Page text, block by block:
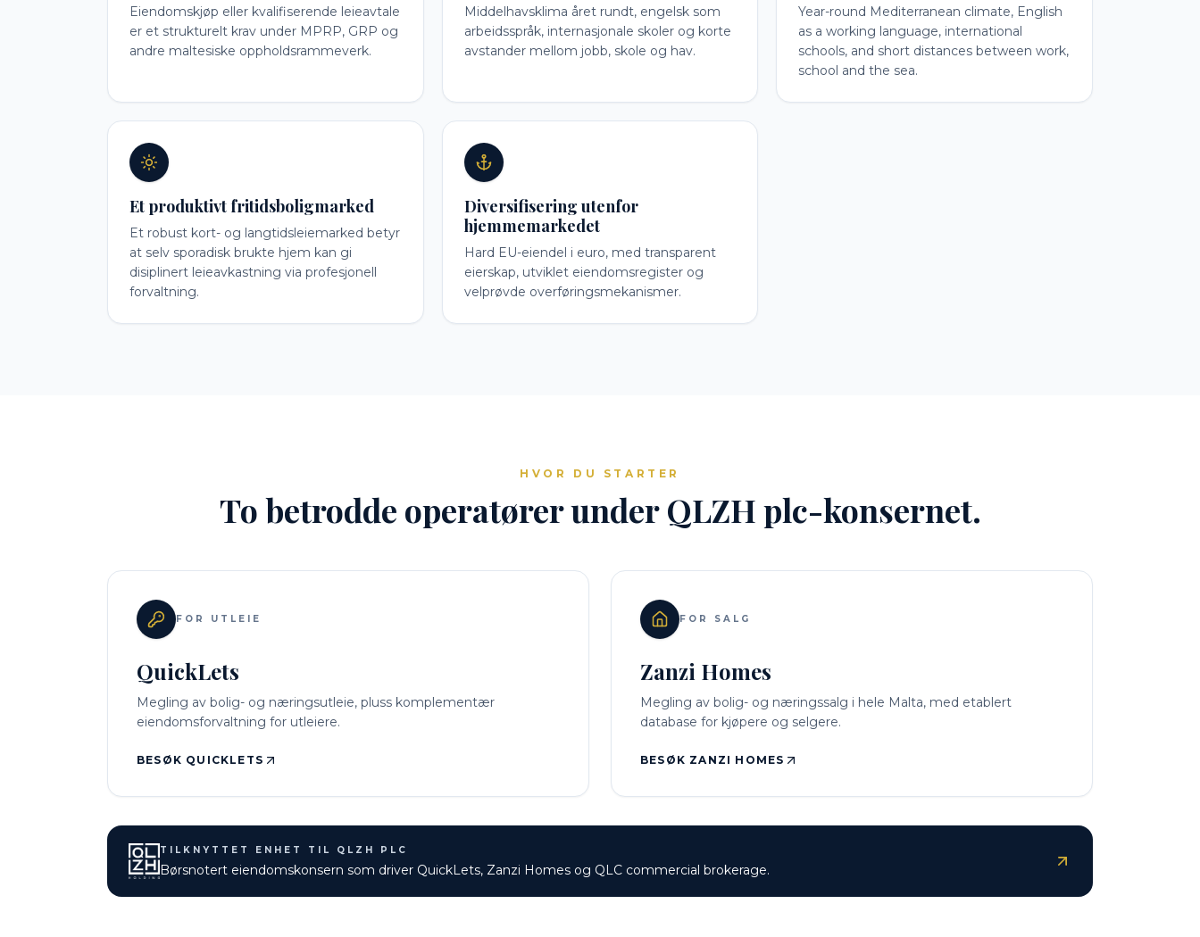
Eiendomskjøp eller kvalifiserende leieavtale
er et strukturelt krav under MPRP, GRP og
andre maltesiske oppholdsrammeverk.
Middelhavsklima året rundt, engelsk som
arbeidsspråk, internasjonale skoler og korte
avstander mellom jobb, skole og hav.
Year-round Mediterranean climate, English
as a working language, international
schools, and short distances between work,
school and the sea.
Et produktivt fritidsboligmarked
Et robust kort- og langtidsleiemarked betyr
at selv sporadisk brukte hjem kan gi
disiplinert leieavkastning via profesjonell
forvaltning.
Diversifisering utenfor
hjemmemarkedet
Hard EU-eiendel i euro, med transparent
eierskap, utviklet eiendomsregister og
velprøvde overføringsmekanismer.
HVOR DU STARTER
To betrodde operatører under QLZH plc-konsernet.
FOR UTLEIE
QuickLets
Megling av bolig- og næringsutleie, pluss komplementær
eiendomsforvaltning for utleiere.
BESØK QUICKLETS
FOR SALG
Zanzi Homes
Megling av bolig- og næringssalg i hele Malta, med etablert
database for kjøpere og selgere.
BESØK ZANZI HOMES
TILKNYTTET ENHET TIL QLZH PLC
Børsnotert eiendomskonsern som driver QuickLets, Zanzi Homes og QLC commercial brokerage.